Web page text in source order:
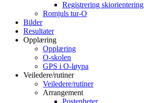
Registrering skiorientering
Romjuls tur-O
Bilder
Resultater
Opplæring
Opplæring
O-skolen
GPS i O-løypa
Veiledere/rutiner
Veiledere/rutiner
Arrangement
Postenheter